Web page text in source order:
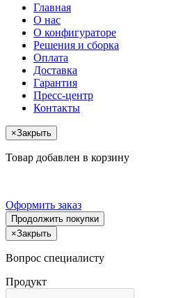
Главная
О нас
О конфигураторе
Решения и сборка
Оплата
Доставка
Гарантия
Пресс-центр
Контакты
×Закрыть
Товар добавлен в корзину
Оформить заказ
Продолжить покупки
×Закрыть
Вопрос специалисту
Продукт